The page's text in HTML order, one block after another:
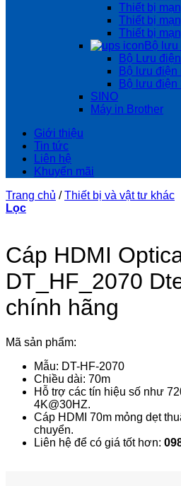
Thiết bị
Thiết bị
Thiết bị
Bộ lưu
Bộ Lưu
Bộ lưu điện
Bộ lưu điện
SINO
Máy in Brother
Giới thiệu
Tin tức
Liên hệ
Khuyến mãi
Trang chủ / Thiết bị và vật tư khác
Lọc
Cáp HDMI
DT_HF_2070
chính hãng
Mã sản phẩm:
Mẫu: DT-HF-2070
Chiều dài: 70m
Hỗ trợ các tín hiệu số như
4K@30HZ.
Cáp HDMI 70m mỏng dẹt
chuyển.
Liên hệ để có giá tốt hơn: